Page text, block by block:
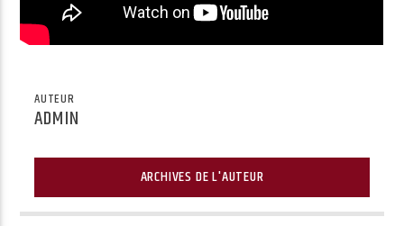
AUTEUR
ADMIN
ARCHIVES DE L'AUTEUR